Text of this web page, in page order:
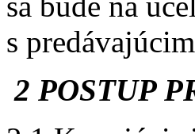
s
2 POSTUP